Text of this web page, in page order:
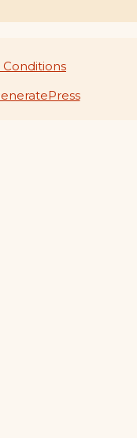
Conditions